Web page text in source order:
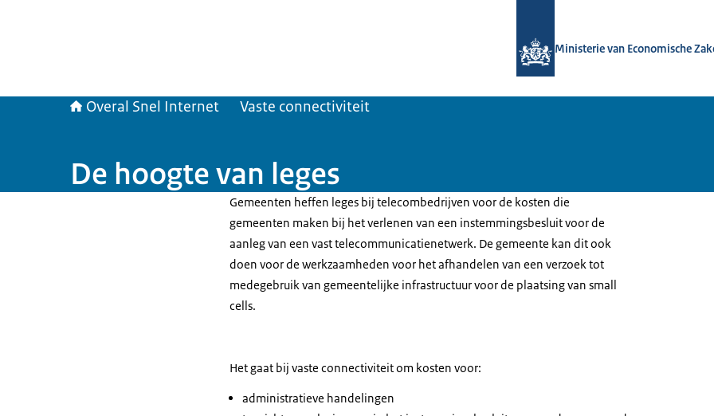
Ministerie van Economische
Overal Snel Internet Vaste connectiviteit
De hoogte van leges
Gemeenten heffen leges bij telecombedrijven voor de kosten die
gemeenten maken bij het verlenen van een instemmingsbesluit voor de
aanleg van een vast telecommunicatienetwerk. De gemeente kan dit ook
doen voor de werkzaamheden voor het afhandelen van een verzoek tot
medegebruik van gemeentelijke infrastructuur voor de plaatsing van small
cells.
Het gaat bij vaste connectiviteit om kosten voor:
administratieve handelingen